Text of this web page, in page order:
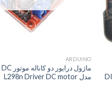
ARDUINO
مدل L298n Driver DC motor